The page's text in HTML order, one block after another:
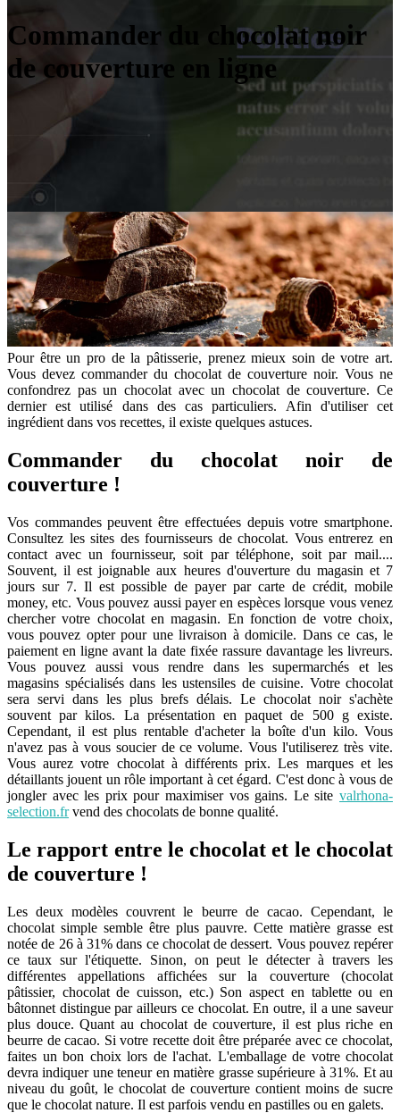
Commander du chocolat noir
de couverture en ligne
Pour être un pro de la pâtisserie, prenez mieux soin de votre art.
Vous devez commander du chocolat de couverture noir. Vous ne
confondrez pas un chocolat avec un chocolat de couverture. Ce
dernier est utilisé dans des cas particuliers. Afin d'utiliser cet
ingrédient dans vos recettes, il existe quelques astuces.
Commander du chocolat noir de
couverture !
Vos commandes peuvent être effectuées depuis votre smartphone.
Consultez les sites des fournisseurs de chocolat. Vous entrerez en
contact avec un fournisseur, soit par téléphone, soit par mail....
Souvent, il est joignable aux heures d'ouverture du magasin et 7
jours sur 7. Il est possible de payer par carte de crédit, mobile
money, etc. Vous pouvez aussi payer en espèces lorsque vous venez
chercher votre chocolat en magasin. En fonction de votre choix,
vous pouvez opter pour une livraison à domicile. Dans ce cas, le
paiement en ligne avant la date fixée rassure davantage les livreurs.
Vous pouvez aussi vous rendre dans les supermarchés et les
magasins spécialisés dans les ustensiles de cuisine. Votre chocolat
sera servi dans les plus brefs délais. Le chocolat noir s'achète
souvent par kilos. La présentation en paquet de 500 g existe.
Cependant, il est plus rentable d'acheter la boîte d'un kilo. Vous
n'avez pas à vous soucier de ce volume. Vous l'utiliserez très vite.
Vous aurez votre chocolat à différents prix. Les marques et les
détaillants jouent un rôle important à cet égard. C'est donc à vous de
jongler avec les prix pour maximiser vos gains. Le site valrhona-
selection.frvend des chocolats de bonne qualité.
Le rapport entre le chocolat et le chocolat
de couverture !
Les deux modèles couvrent le beurre de cacao. Cependant, le
chocolat simple semble être plus pauvre. Cette matière grasse est
notée de 26 à 31% dans ce chocolat de dessert. Vous pouvez repérer
ce taux sur l'étiquette. Sinon, on peut le détecter à travers les
différentes appellations affichées sur la couverture (chocolat
pâtissier, chocolat de cuisson, etc.) Son aspect en tablette ou en
bâtonnet distingue par ailleurs ce chocolat. En outre, il a une saveur
plus douce. Quant au chocolat de couverture, il est plus riche en
beurre de cacao. Si votre recette doit être préparée avec ce chocolat,
faites un bon choix lors de l'achat. L'emballage de votre chocolat
devra indiquer une teneur en matière grasse supérieure à 31%. Et au
niveau du goût, le chocolat de couverture contient moins de sucre
que le chocolat nature. Il est parfois vendu en pastilles ou en galets.